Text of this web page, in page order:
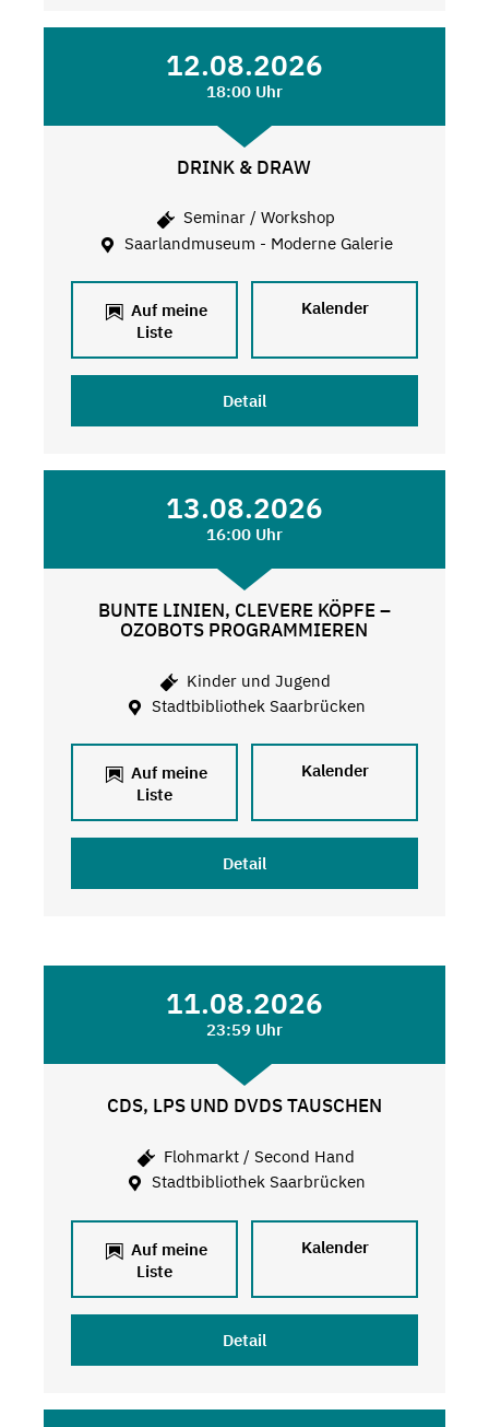
12.08.2026
18:00 Uhr
DRINK & DRAW
Seminar / Workshop
Saarlandmuseum - Moderne Galerie
Auf meine
Liste
Kalender
Detail
13.08.2026
16:00 Uhr
BUNTE LINIEN, CLEVERE KÖPFE –
OZOBOTS PROGRAMMIEREN
Kinder und Jugend
Stadtbibliothek Saarbrücken
Auf meine
Liste
Kalender
Detail
11.08.2026
23:59 Uhr
CDS, LPS UND DVDS TAUSCHEN
Flohmarkt / Second Hand
Stadtbibliothek Saarbrücken
Auf meine
Liste
Kalender
Detail